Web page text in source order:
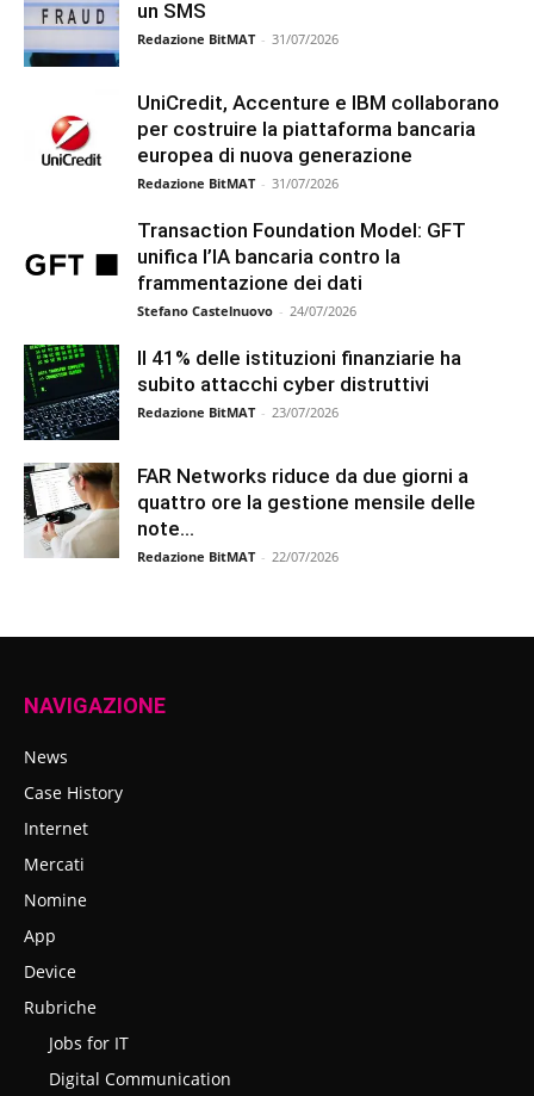
un SMS
Redazione BitMAT - 31/07/2026
UniCredit, Accenture e IBM collaborano
per costruire la piattaforma bancaria
europea di nuova generazione
Redazione BitMAT - 31/07/2026
Transaction Foundation Model: GFT
unifica l’IA bancaria contro la
frammentazione dei dati
Stefano Castelnuovo - 24/07/2026
Il 41% delle istituzioni finanziarie ha
subito attacchi cyber distruttivi
Redazione BitMAT - 23/07/2026
FAR Networks riduce da due giorni a
quattro ore la gestione mensile delle
note...
Redazione BitMAT - 22/07/2026
NAVIGAZIONE
News
Case History
Internet
Mercati
Nomine
App
Device
Rubriche
Jobs for IT
Digital Communication